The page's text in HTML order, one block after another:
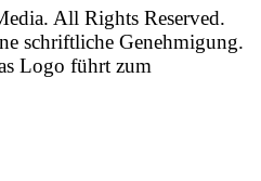
All Rights Reserved.
schriftliche Genehmigung.
Logo führt zum